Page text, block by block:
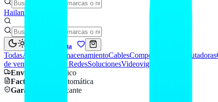
Hailan Store
Mi cuenta
TodasAccesorios AlmacenamientoCablesComponentes Computadoras
de venta
Seguridad y RedesSolucionesVideovigilancia
Envío
a todo México
Factura CFDI
automática
Garantía
de fabricante